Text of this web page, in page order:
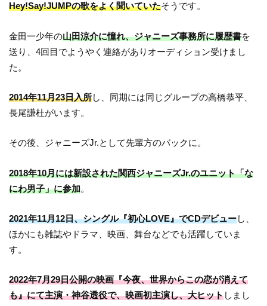
Hey!Say!JUMPの歌をよく聞いていたそうです。
金田一少年の山田涼介に憧れ、ジャニーズ事務所に履歴書を
送り、4回目でようやく連絡がありオーディション受けまし
た。
2014年11月23日入所し、同期には同じグループの高橋恭平、
長尾謙杜がいます。
その後、ジャニーズJr.として先輩方のバックに。
2018年10月には新設された関西ジャニーズJr.のユニット「な
にわ男子」に参加。
2021年11月12日、シングル『初心LOVE』でCDデビューし、
ほかにも雑誌やドラマ、映画、舞台などでも活躍していま
す。
2022年7月29日公開の映画『今夜、世界からこの恋が消えて
も』にて主演・神谷透役で、映画初主演し、大ヒットしまし